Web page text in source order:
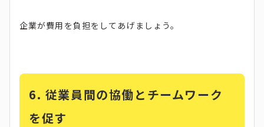
企業が費用を負担をしてあげましょう。
6. 従業員間の協働とチームワーク
を促す